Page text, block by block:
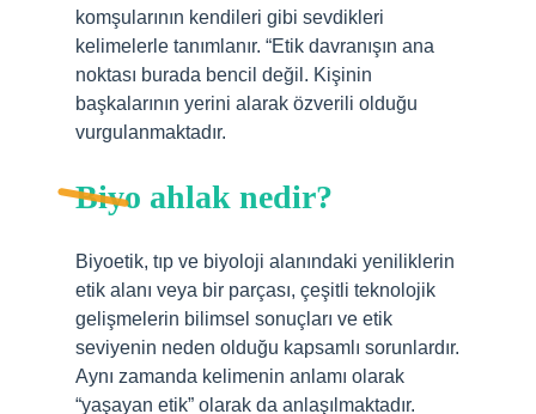
komşularının kendileri gibi sevdikleri
kelimelerle tanımlanır. “Etik davranışın ana
noktası burada bencil değil. Kişinin
başkalarının yerini alarak özverili olduğu
vurgulanmaktadır.
Biyo ahlak nedir?
Biyoetik, tıp ve biyoloji alanındaki yeniliklerin
etik alanı veya bir parçası, çeşitli teknolojik
gelişmelerin bilimsel sonuçları ve etik
seviyenin neden olduğu kapsamlı sorunlardır.
Aynı zamanda kelimenin anlamı olarak
“yaşayan etik” olarak da anlaşılmaktadır.